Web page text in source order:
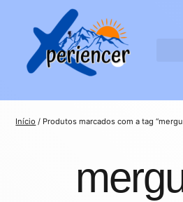
Início / Produtos marcados com a tag